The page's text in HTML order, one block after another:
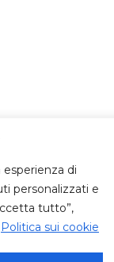
di
personalizzati e
tutto”,
Politica sui cookie